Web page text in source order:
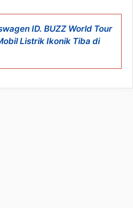
ID. BUZZ World Tour
Listrik Ikonik Tiba di